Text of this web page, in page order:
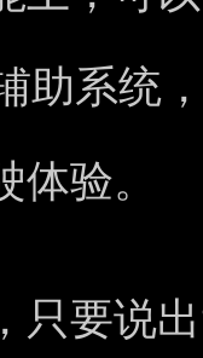
助系统
验。
只要说